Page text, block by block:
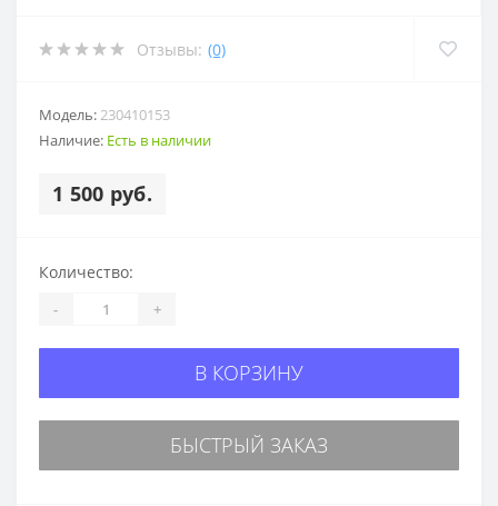
Отзывы: (0)
Модель:230410153
Наличие: Есть в наличии
1 500 руб.
Количество:
- +
В КОРЗИНУ
БЫСТРЫЙ ЗАКАЗ